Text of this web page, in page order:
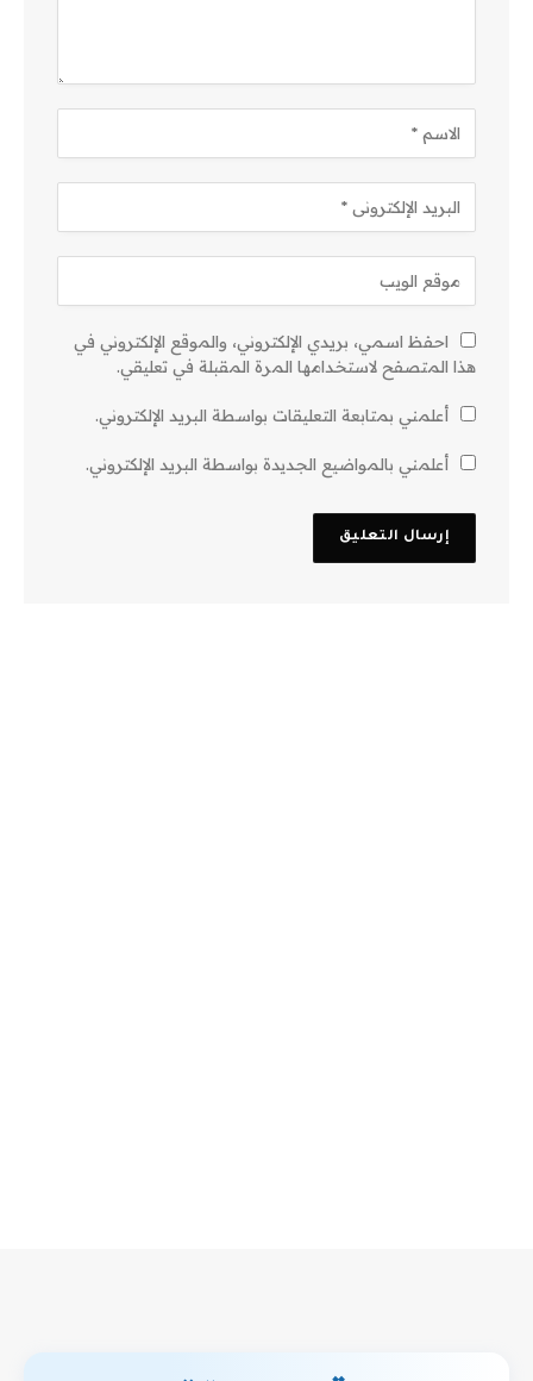
احفظ اسمي، بريدي الإلكتروني، والموقع الإلكتروني في
هذا المتصفح لاستخدامها المرة المقبلة في تعليقي.
أعلمني بمتابعة التعليقات بواسطة البريد الإلكتروني.
أعلمني بالمواضيع الجديدة بواسطة البريد الإلكتروني.